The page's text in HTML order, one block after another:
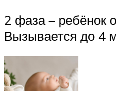
2 фаза – ребёнок
Вызывается до 4